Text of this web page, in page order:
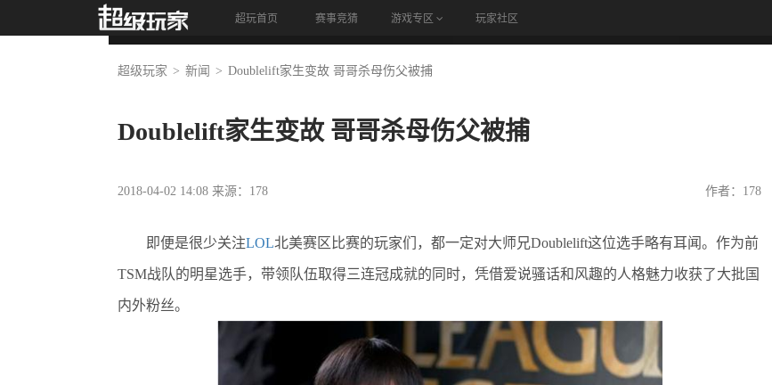
超玩首页 赛事竞猜 游戏专区 玩家社区
首页 视频 竞猜 论坛
超级玩家 新闻 Doublelift家生变故 哥哥杀母伤父被捕
Doublelift家生变故 哥哥杀母伤父被捕
2018-04-02 14:08 来源：178 作者：178
即便是很少关注LOL北美赛区比赛的玩家们，都一定对大师兄Doublelift这位选手略有耳闻。作为前
TSM战队的明星选手，带领队伍取得三连冠成就的同时，凭借爱说骚话和风趣的人格魅力收获了大批国
内外粉丝。